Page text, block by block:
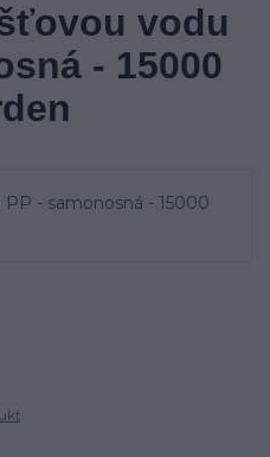
vodu
- 15000